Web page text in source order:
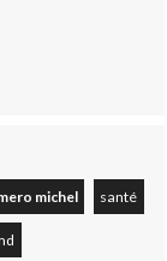
michel santé